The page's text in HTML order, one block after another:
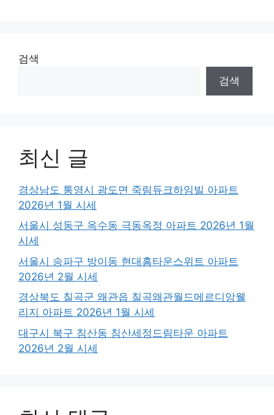
검색
검색
최신 글
경상남도 통영시 광도면 죽림듀크하임빌 아파트
2026년 1월 시세
서울시 성동구 옥수동 극동옥정 아파트 2026년 1월
시세
서울시 송파구 방이동 현대홈타운스위트 아파트
2026년 2월 시세
경상북도 칠곡군 왜관읍 칠곡왜관월드메르디앙웰
리지 아파트 2026년 1월 시세
대구시 북구 침산동 침산세정드림타운 아파트
2026년 2월 시세